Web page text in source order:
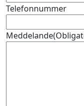
Telefonnummer
Meddelande